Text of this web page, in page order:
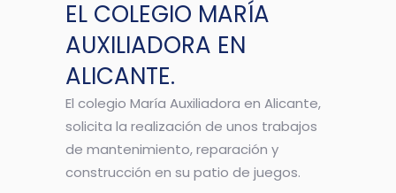
EL COLEGIO MARÍA
AUXILIADORA EN
ALICANTE.
El colegio María Auxiliadora en Alicante,
solicita la realización de unos trabajos
de mantenimiento, reparación y
construcción en su patio de juegos.